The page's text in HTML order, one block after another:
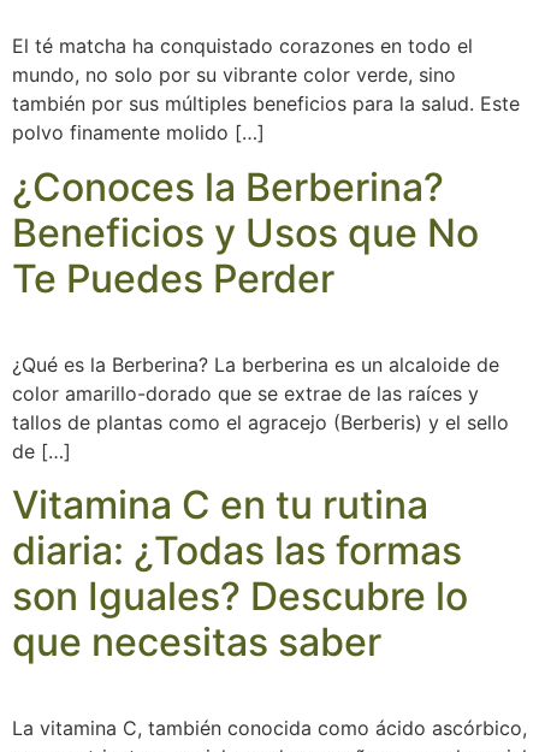
El té matcha ha conquistado corazones en todo el
mundo, no solo por su vibrante color verde, sino
también por sus múltiples beneficios para la salud. Este
polvo finamente molido […]
¿Conoces la Berberina?
Beneficios y Usos que No
Te Puedes Perder
¿Qué es la Berberina? La berberina es un alcaloide de
color amarillo-dorado que se extrae de las raíces y
tallos de plantas como el agracejo (Berberis) y el sello
de […]
Vitamina C en tu rutina
diaria: ¿Todas las formas
son Iguales? Descubre lo
que necesitas saber
La vitamina C, también conocida como ácido ascórbico,